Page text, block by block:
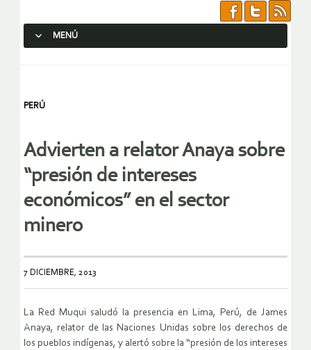
MENÚ
PERÚ
Advierten a relator Anaya sobre
“presión de intereses
económicos” en el sector
minero
7 DICIEMBRE, 2013
La Red Muqui saludó la presencia en Lima, Perú, de James
Anaya, relator de las Naciones Unidas sobre los derechos de
los pueblos indígenas, y alertó sobre la “presión de los intereses